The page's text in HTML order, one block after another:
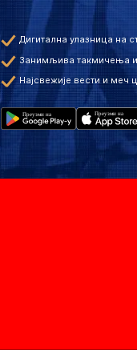
Дигитална улазница на
Занимљива такмичења и
Најсвежије вести и меч